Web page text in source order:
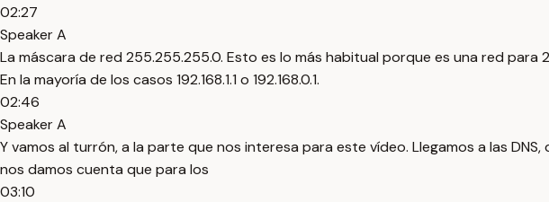
02:27
Speaker A
La máscara de red 255.255.255.0. Esto es lo más habitual porque es una red para
En la mayoría de los casos 192.168.1.1 o 192.168.0.1.
02:46
Speaker A
Y vamos al turrón, a la parte que nos interesa para este vídeo. Llegamos a las DNS,
nos damos cuenta que para los
03:10